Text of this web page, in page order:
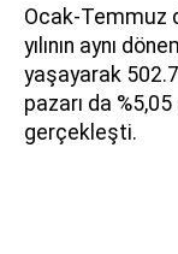
Ocak-Temmuz
yılının aynı
yaşayarak
pazarı da
gerçekleşti.